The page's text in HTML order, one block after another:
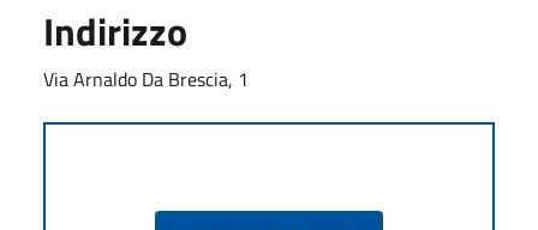
Indirizzo
Via Arnaldo Da Brescia, 1